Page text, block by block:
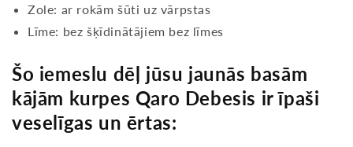
Zole: ar rokām šūti uz vārpstas
Līme: bez šķīdinātājiem bez līmes
Šo iemeslu dēļ jūsu jaunās basām
kājām kurpes Qaro Debesis ir īpaši
veselīgas un ērtas: